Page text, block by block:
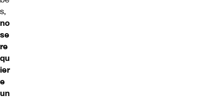
s,
no
se
re
qu
ier
e
un